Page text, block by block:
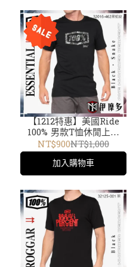
黑
【1212特惠】美國Ride
100% 男款T恤休閒上衣
ESSENTIAL T-Shirt
32016-462黑蛇 短袖TEE
NT$900NT$1,000
加入購物車